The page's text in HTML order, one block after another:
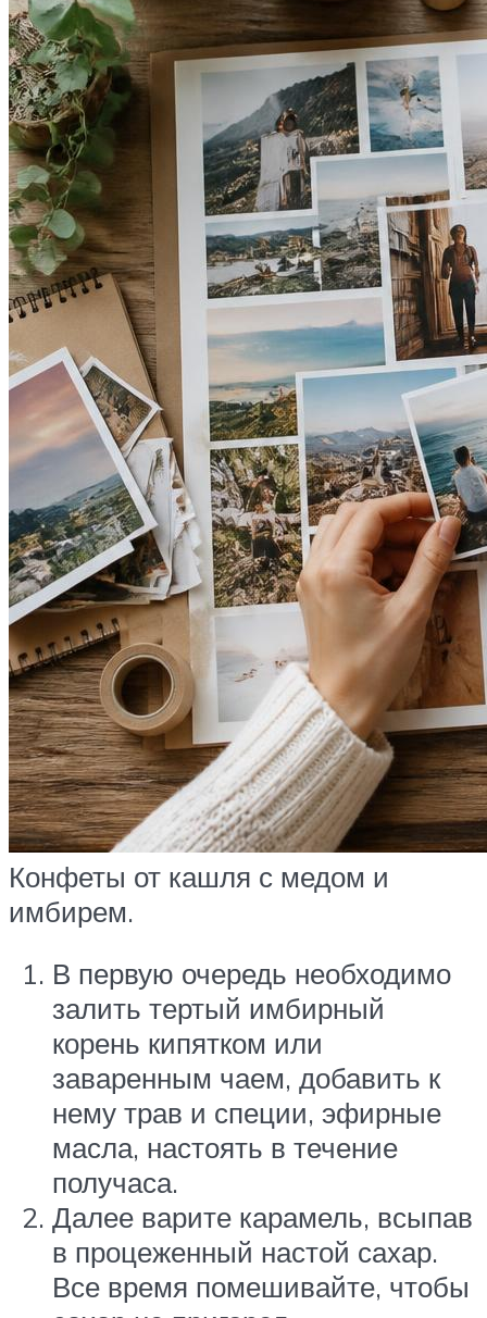
Конфеты от кашля с медом и
имбирем.
В первую очередь необходимо
залить тертый имбирный
корень кипятком или
заваренным чаем, добавить к
нему трав и специи, эфирные
масла, настоять в течение
получаса.
Далее варите карамель, всыпав
в процеженный настой сахар.
Все время помешивайте, чтобы